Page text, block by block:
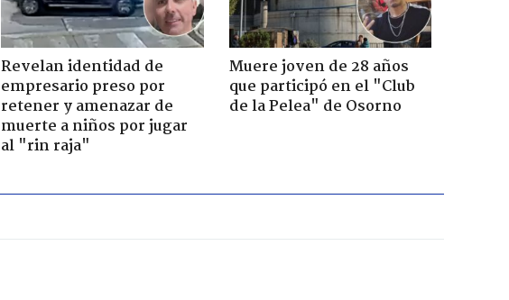
Revelan identidad de
empresario preso por
retener y amenazar de
muerte a niños por jugar
al "rin raja"
Muere joven de 28 años
que participó en el "Club
de la Pelea" de Osorno